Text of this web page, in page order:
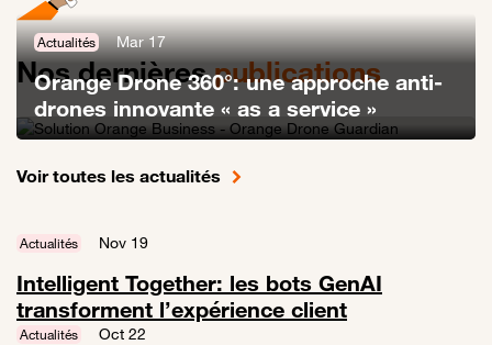
Nos dernièrespublications
Actualités Mar 17
Orange Drone 360°: une approche anti-
drones innovante « as a service »
Voir toutes les actualités
Actualités Nov 19
Intelligent Together: les bots GenAI
transforment l’expérience client
Lien vers Intelligent Together: les bots GenAI transforment
Actualités Oct 22